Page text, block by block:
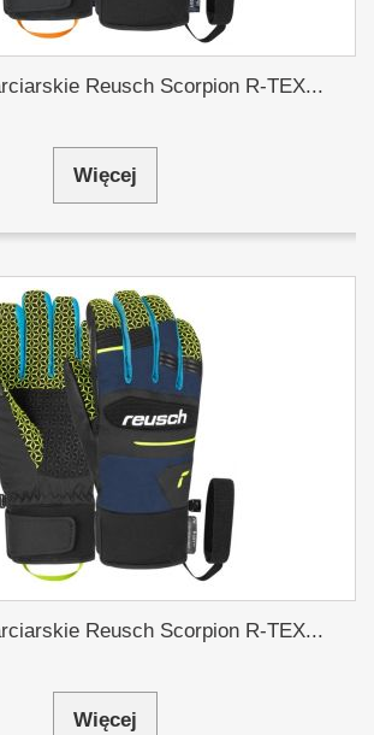
Reusch Scorpion R-TEX...
Więcej
Reusch Scorpion R-TEX...
Więcej